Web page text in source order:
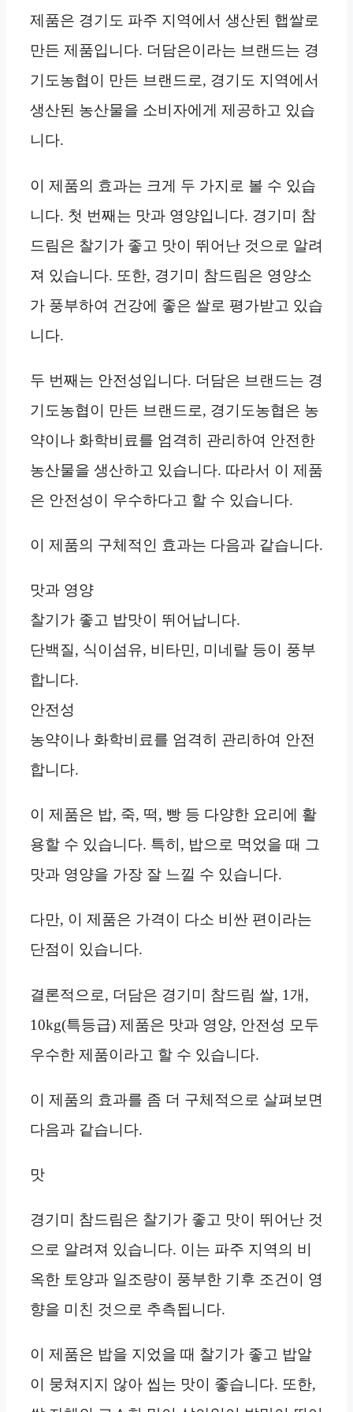
제품은 경기도 파주 지역에서 생산된 햅쌀로
만든 제품입니다. 더담은이라는 브랜드는 경
기도농협이 만든 브랜드로, 경기도 지역에서
생산된 농산물을 소비자에게 제공하고 있습
니다.
이 제품의 효과는 크게 두 가지로 볼 수 있습
니다. 첫 번째는 맛과 영양입니다. 경기미 참
드림은 찰기가 좋고 맛이 뛰어난 것으로 알려
져 있습니다. 또한, 경기미 참드림은 영양소
가 풍부하여 건강에 좋은 쌀로 평가받고 있습
니다.
두 번째는 안전성입니다. 더담은 브랜드는 경
기도농협이 만든 브랜드로, 경기도농협은 농
약이나 화학비료를 엄격히 관리하여 안전한
농산물을 생산하고 있습니다. 따라서 이 제품
은 안전성이 우수하다고 할 수 있습니다.
이 제품의 구체적인 효과는 다음과 같습니다.
맛과 영양
찰기가 좋고 밥맛이 뛰어납니다.
단백질, 식이섬유, 비타민, 미네랄 등이 풍부
합니다.
안전성
농약이나 화학비료를 엄격히 관리하여 안전
합니다.
이 제품은 밥, 죽, 떡, 빵 등 다양한 요리에 활
용할 수 있습니다. 특히, 밥으로 먹었을 때 그
맛과 영양을 가장 잘 느낄 수 있습니다.
다만, 이 제품은 가격이 다소 비싼 편이라는
단점이 있습니다.
결론적으로, 더담은 경기미 참드림 쌀, 1개,
10kg(특등급) 제품은 맛과 영양, 안전성 모두
우수한 제품이라고 할 수 있습니다.
이 제품의 효과를 좀 더 구체적으로 살펴보면
다음과 같습니다.
맛
경기미 참드림은 찰기가 좋고 맛이 뛰어난 것
으로 알려져 있습니다. 이는 파주 지역의 비
옥한 토양과 일조량이 풍부한 기후 조건이 영
향을 미친 것으로 추측됩니다.
이 제품은 밥을 지었을 때 찰기가 좋고 밥알
이 뭉쳐지지 않아 씹는 맛이 좋습니다. 또한,